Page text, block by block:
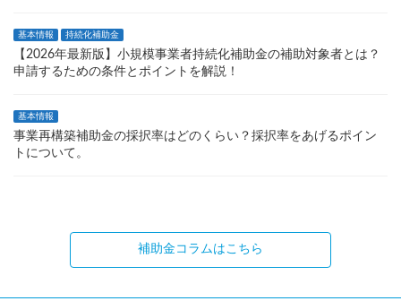
基本情報 持続化補助金
【2026年最新版】小規模事業者持続化補助金の補助対象者とは？
申請するための条件とポイントを解説！
基本情報
事業再構築補助金の採択率はどのくらい？採択率をあげるポイン
トについて。
補助金コラムはこちら